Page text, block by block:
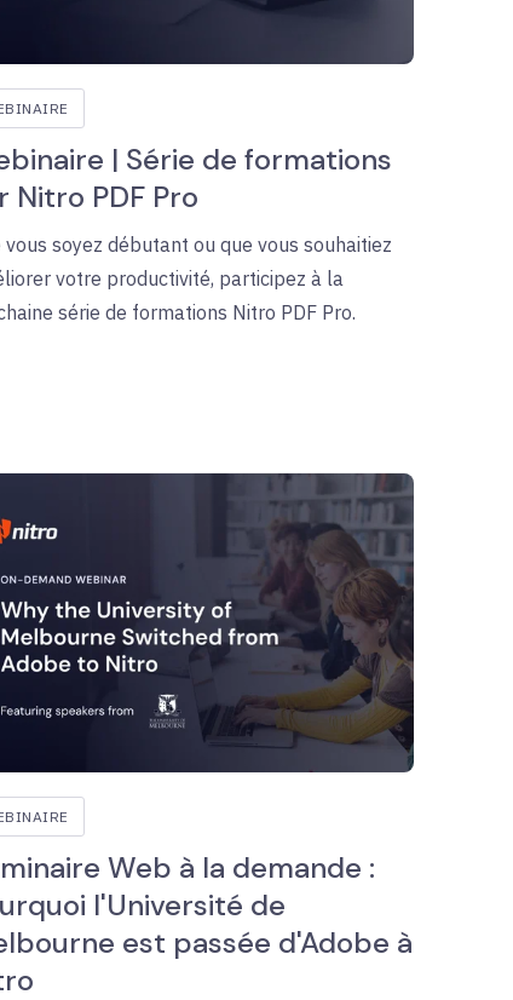
| Série de formations
Nitro PDF Pro
vous soyez débutant ou que vous souhaitiez
votre productivité, participez à la
série de formations Nitro PDF Pro.
Web à la demande :
l'Université de
est passée d'Adobe à